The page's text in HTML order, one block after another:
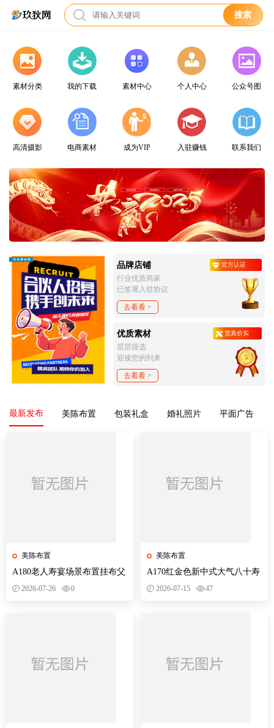
搜索
素材分类 我的下载 素材中心 个人中心 公众号图
高清摄影 电商素材 成为VIP 入驻赚钱 联系我们
品牌店铺 官方认证
行业优质商家
已签署入驻协议
去看看 >
优质素材 货真价实
层层筛选
迎接您的到来
去看看 >
最新发布 美陈布置 包装礼盒 婚礼照片 平面广告
美陈布置
A180老人寿宴场景布置挂布父
母生日装饰寿星60岁帆布条酒
2026-07-26 0
美陈布置
A170红金色新中式大气八十寿
宴背景设计素材老人生日布置
2026-07-15 47